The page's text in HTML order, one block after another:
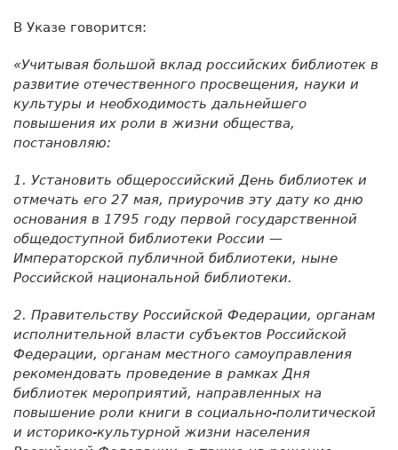
В Указе говорится:
«Учитывая большой вклад российских библиотек в
развитие отечественного просвещения, науки и
культуры и необходимость дальнейшего
повышения их роли в жизни общества,
постановляю:
1. Установить общероссийский День библиотек и
отмечать его 27 мая, приурочив эту дату ко дню
основания в 1795 году первой государственной
общедоступной библиотеки России —
Императорской публичной библиотеки, ныне
Российской национальной библиотеки.
2. Правительству Российской Федерации, органам
исполнительной власти субъектов Российской
Федерации, органам местного самоуправления
рекомендовать проведение в рамках Дня
библиотек мероприятий, направленных на
повышение роли книги в социально-политической
и историко-культурной жизни населения